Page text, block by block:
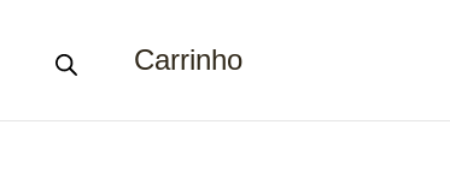
Carrinho